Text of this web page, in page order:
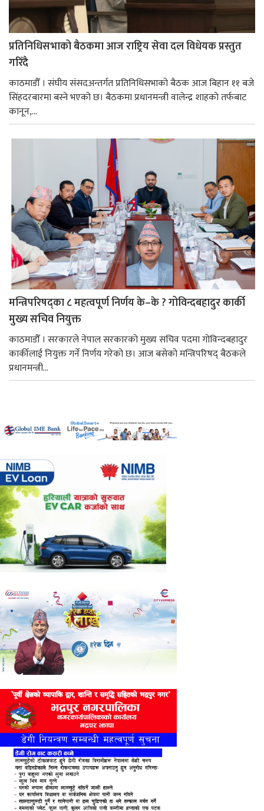
प्रतिनिधिसभाको बैठकमा आज राष्ट्रिय सेवा दल विधेयक प्रस्तुत
गरिँदै
काठमाडौँ । संघीय संसदअन्तर्गत प्रतिनिधिसभाको बैठक आज बिहान ११ बजे
सिंहदरबारमा बस्ने भएको छ। बैठकमा प्रधानमन्त्री वालेन्द्र शाहको तर्फबाट
कानून,...
मन्त्रिपरिषद्का ८ महत्वपूर्ण निर्णय के–के ? गोविन्दबहादुर कार्की
मुख्य सचिव नियुक्त
काठमाडौँ । सरकारले नेपाल सरकारको मुख्य सचिव पदमा गोविन्दबहादुर
कार्कीलाई नियुक्त गर्ने निर्णय गरेको छ। आज बसेको मन्त्रिपरिषद् बैठकले
प्रधानमन्त्री...